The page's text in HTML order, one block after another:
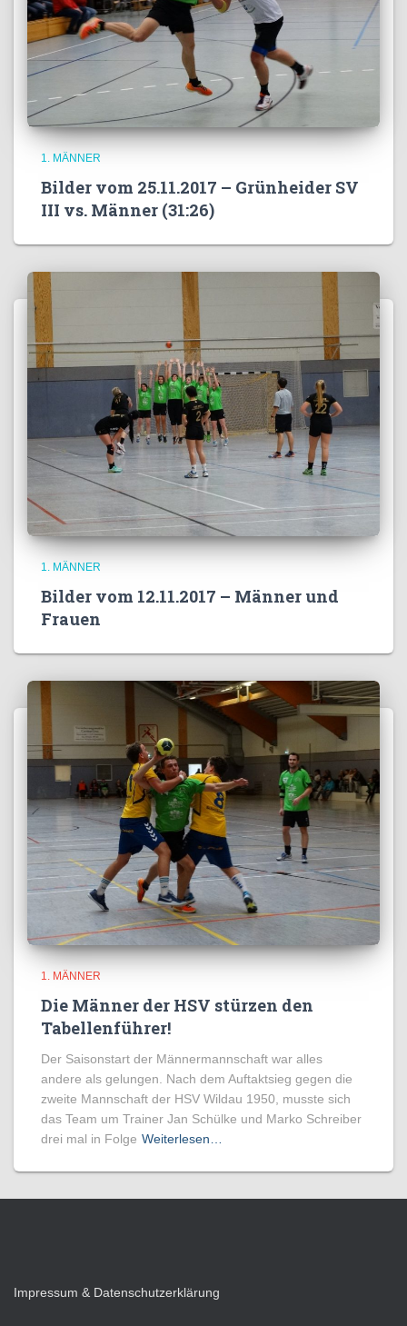
1. MÄNNER
Bilder vom 25.11.2017 – Grünheider SV
III vs. Männer (31:26)
1. MÄNNER
Bilder vom 12.11.2017 – Männer und
Frauen
1. MÄNNER
Die Männer der HSV stürzen den
Tabellenführer!
Der Saisonstart der Männermannschaft war alles
andere als gelungen. Nach dem Auftaktsieg gegen die
zweite Mannschaft der HSV Wildau 1950, musste sich
das Team um Trainer Jan Schülke und Marko Schreiber
drei mal in Folge Weiterlesen…
Impressum & Datenschutzerklärung